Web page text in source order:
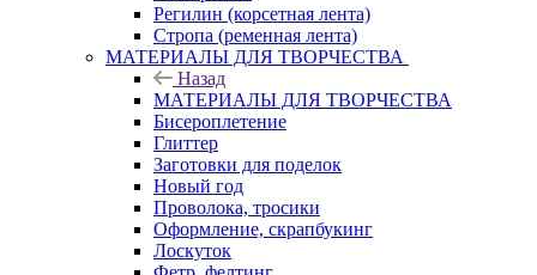
Регилин (корсетная лента)
Стропа (ременная лента)
МАТЕРИАЛЫ ДЛЯ ТВОРЧЕСТВА
Назад
МАТЕРИАЛЫ ДЛЯ ТВОРЧЕСТВА
Бисероплетение
Глиттер
Заготовки для поделок
Новый год
Проволока, тросики
Оформление, скрапбукинг
Лоскуток